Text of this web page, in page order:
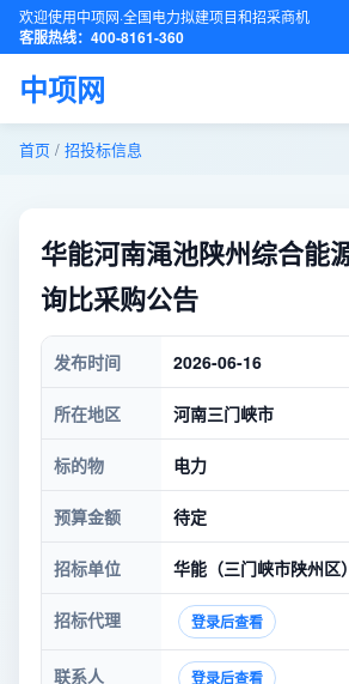
欢迎使用中项网·全国电力拟建项目和招采商机
客服热线：400-8161-360
中项网
首页 / 招投标信息
华能河南渑池陕州综合能
询比采购公告
发布时间 2026-06-16
所在地区 河南三门峡市
标的物 电力
预算金额 待定
招标单位 华能（三门峡市陕州区
招标代理 登录后查看
联系人 登录后查看